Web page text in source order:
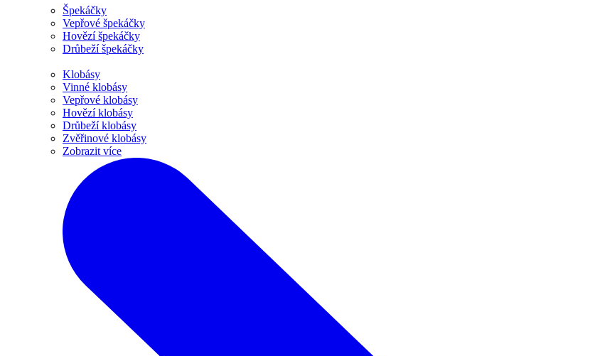
Špekáčky
Vepřové špekáčky
Hovězí špekáčky
Drůbeží špekáčky
Klobásy
Vinné klobásy
Vepřové klobásy
Hovězí klobásy
Drůbeží klobásy
Zvěřinové klobásy
Zobrazit více